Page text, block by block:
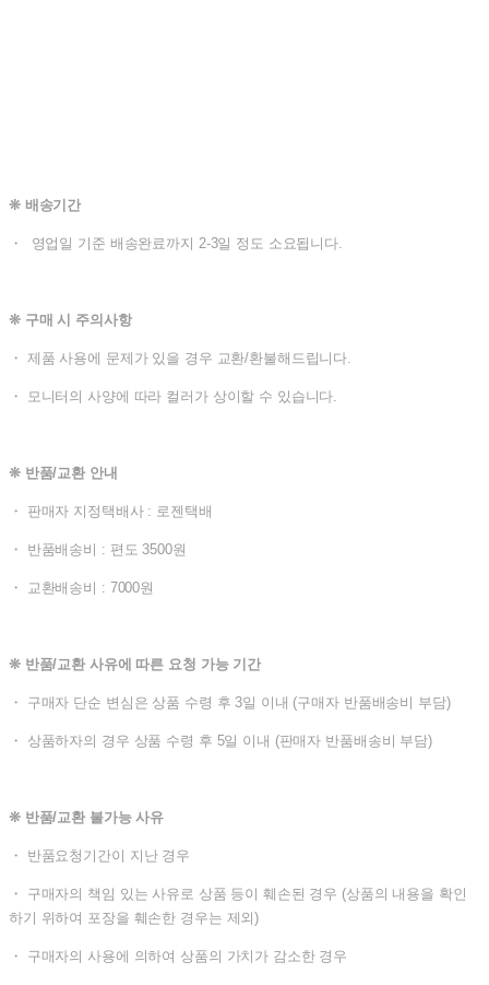
❊ 배송기간
・ 영업일 기준 배송완료까지 2-3일 정도 소요됩니다.
❊ 구매 시 주의사항
・ 제품 사용에 문제가 있을 경우 교환/환불해드립니다.
・ 모니터의 사양에 따라 컬러가 상이할 수 있습니다.
❊ 반품/교환 안내
・ 판매자 지정택배사 : 로젠택배
・ 반품배송비 : 편도 3500원
・ 교환배송비 : 7000원
❊ 반품/교환 사유에 따른 요청 가능 기간
・ 구매자 단순 변심은 상품 수령 후 3일 이내 (구매자 반품배송비 부담)
・ 상품하자의 경우 상품 수령 후 5일 이내 (판매자 반품배송비 부담)
❊ 반품/교환 불가능 사유
・ 반품요청기간이 지난 경우
・ 구매자의 책임 있는 사유로 상품 등이 훼손된 경우 (상품의 내용을 확인
하기 위하여 포장을 훼손한 경우는 제외)
・ 구매자의 사용에 의하여 상품의 가치가 감소한 경우